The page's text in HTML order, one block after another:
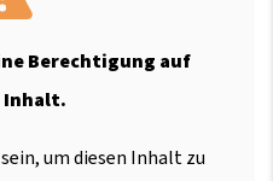
Berechtigung auf
Inhalt.
um diesen Inhalt zu